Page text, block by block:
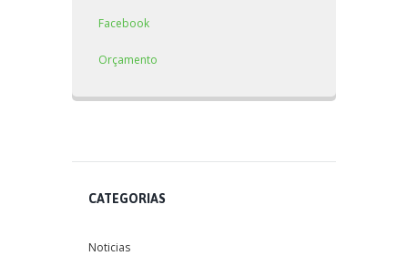
Facebook
Orçamento
CATEGORIAS
Noticias